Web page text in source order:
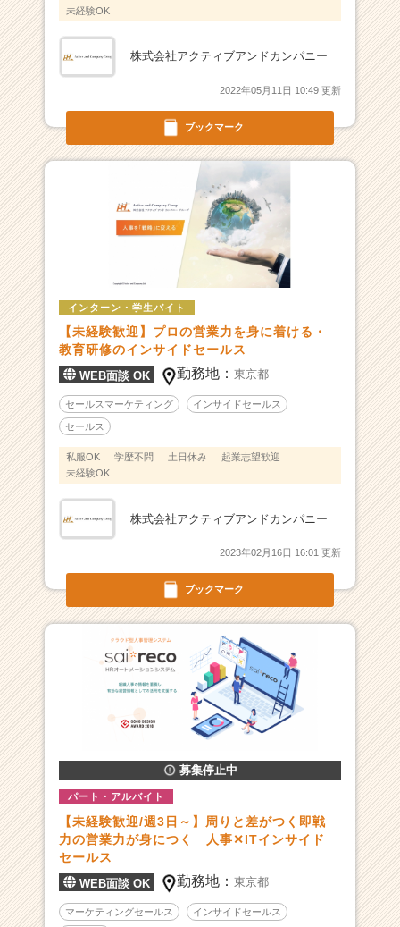
ウ
が
サ
チ
ア
リ
ア
（C
e
r
C
r
r）
ブックマーク
未経験OK
株式会社アクティブアンドカンパニー
2022年05月11日 10:49 更新
ブックマーク
インターン・学生バイト
【未経験歓迎】プロの営業力を身に着ける・
教育研修のインサイドセールス
WEB面談 OK 勤務地：東京都
セールスマーケティング インサイドセールス
セールス
私服OK 学歴不問 土日休み
起業志望歓迎
未経験OK
株式会社アクティブアンドカンパニー
2023年02月16日 16:01 更新
募集停止中
パート・アルバイト
【未経験歓迎/週3日～】周りと差がつく即戦
力の営業力が身につく 人事✕ITインサイド
セールス
WEB面談 OK 勤務地：東京都
マーケティングセールス インサイドセールス